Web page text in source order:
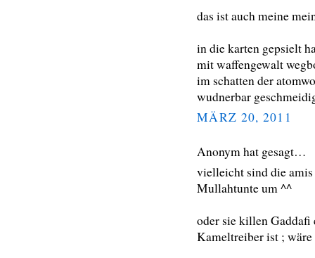
das ist auch meine
in die karten gepsielt
mit waffengewalt
im schatten der
wudnerbar
MÄRZ 20, 2011
Anonym hat gesagt…
vielleicht sind die
Mullahtunte um ^^
oder sie killen
Kameltreiber ist ;